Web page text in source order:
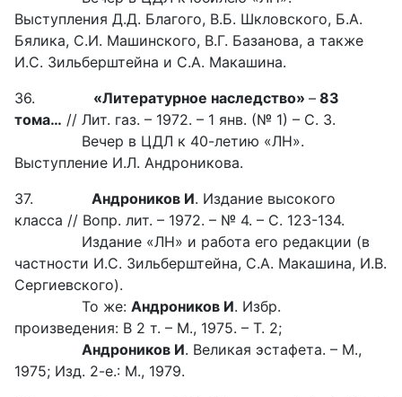
Выступления Д.Д. Благого, В.Б. Шкловского, Б.А.
Бялика, С.И. Машинского, В.Г. Базанова, а также
И.С. Зильберштейна и С.А. Макашина.
36. «Литературное наследство» – 83
тома… // Лит. газ. – 1972. – 1 янв. (№ 1) – С. 3.
Вечер в ЦДЛ к 40-летию «ЛН».
Выступление И.Л. Андроникова.
37. Андроников И. Издание высокого
класса // Вопр. лит. – 1972. – № 4. – С. 123-134.
Издание «ЛН» и работа его редакции (в
частности И.С. Зильберштейна, С.А. Макашина, И.В.
Сергиевского).
То же: Андроников И. Избр.
произведения: В 2 т. – М., 1975. – Т. 2;
Андроников И. Великая эстафета. – М.,
1975; Изд. 2-е.: М., 1979.